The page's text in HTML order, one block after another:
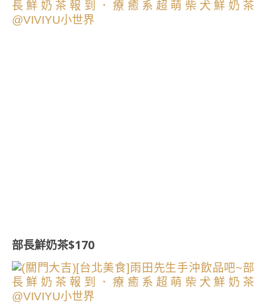
部長鮮奶茶$170